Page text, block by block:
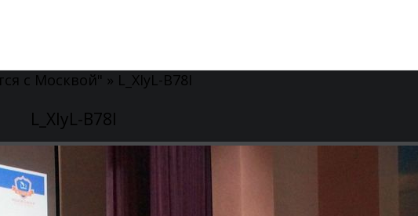
с Москвой" » L_XIyL-B78I
L_XIyL-B78I